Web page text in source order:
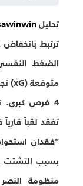
تحليل
الضغط
4 فرص كبرى.
تفقد لقباً
بسبب التشتت
منظومة النصر